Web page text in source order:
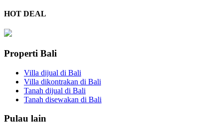
HOT DEAL
Properti Bali
Villa dijual di Bali
Villa dikontrakan di Bali
Tanah dijual di Bali
Tanah disewakan di Bali
Pulau lain